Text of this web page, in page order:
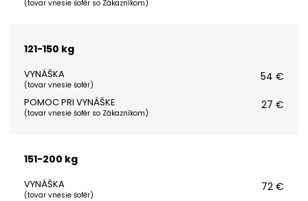
(tovar vnesie šofér so Zákazníkom)
121-150 kg
VYNÁŠKA
(tovar vnesie šofér)
54 €
POMOC PRI VYNÁŠKE
(tovar vnesie šofér so Zákazníkom)
27 €
151-200 kg
VYNÁŠKA
(tovar vnesie šofér)
72 €